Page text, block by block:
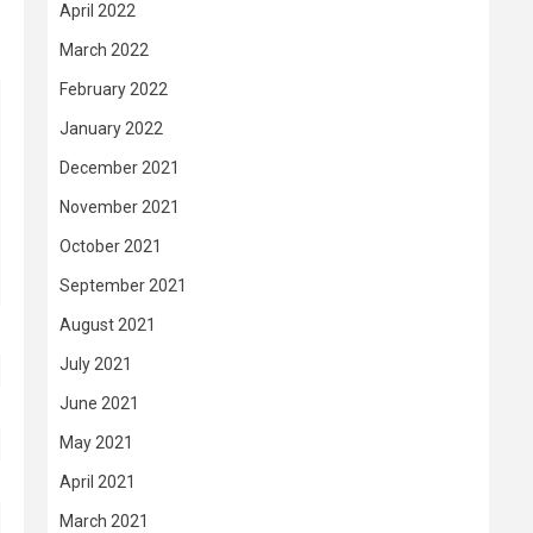
April 2022
March 2022
February 2022
January 2022
December 2021
November 2021
October 2021
September 2021
August 2021
July 2021
June 2021
May 2021
April 2021
March 2021